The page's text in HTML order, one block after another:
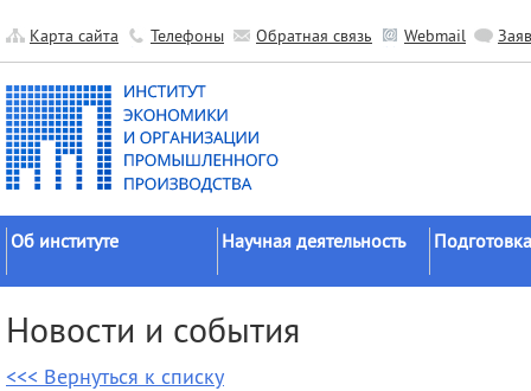
Карта сайта Телефоны Обратная связь Webmail
Об институте
Официальные документы
История
Научная деятельность
исследований
Новости и события
<<< Вернуться к списку